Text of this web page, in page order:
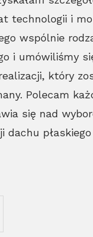
technologii i
wspólnie
i umówiliśmy
który
Polecam
się nad
dachu